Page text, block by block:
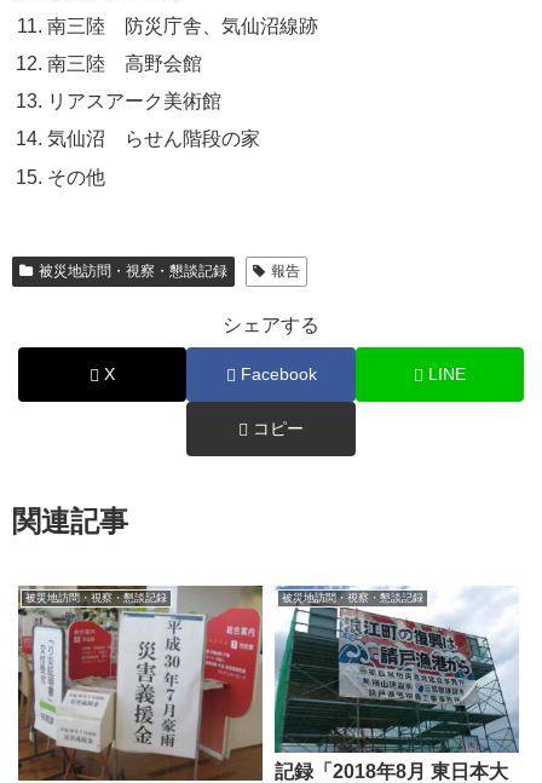
南三陸 防災庁舎、気仙沼線跡
南三陸 高野会館
リアスアーク美術館
気仙沼 らせん階段の家
その他
被災地訪問・視察・懇談記録 報告
シェアする
X Facebook LINE
コピー
関連記事
被災地訪問・視察・懇談記録 被災地訪問・視察・懇談記録
記録「2018年8月 東日本大